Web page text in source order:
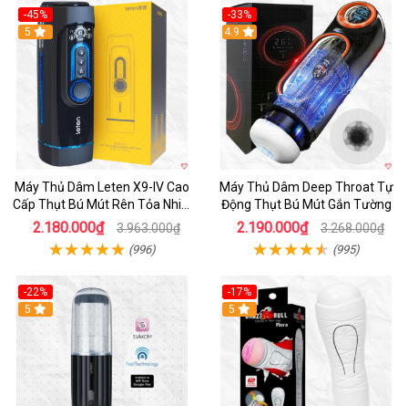
-45%
Hot
5
Máy Thủ Dâm Leten X9-IV Cao
Cấp Thụt Bú Mút Rên Tỏa Nhiệt
Sạc Pin
2.180.000₫ 3.963.000₫
(996)
-33%
Hot
4.9
Máy Thủ Dâm Deep Throat Tự
Động Thụt Bú Mút Gắn Tường
2.190.000₫ 3.268.000₫
(995)
-22%
5
-17%
5